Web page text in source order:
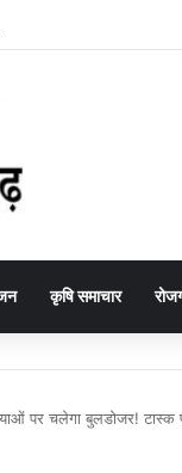
कृषि समाचार
पर चलेगा बुलडोजर! टास्क